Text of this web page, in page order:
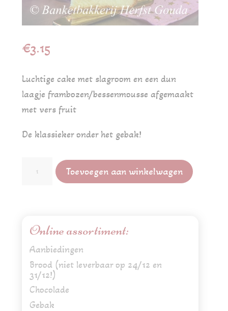
€3.15
Luchtige cake met slagroom en een dun
laagje frambozen/bessenmousse afgemaakt
met vers fruit
De klassieker onder het gebak!
Slagroompunt
Toevoegen aan winkelwagen
Online assortiment:
Aanbiedingen
Brood (niet leverbaar op 24/12 en
31/12!)
Chocolade
Gebak